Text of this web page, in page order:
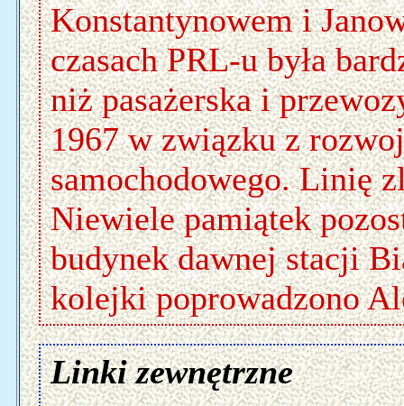
Konstantynowem i
czasach PRL-u była
niż pasażerska i
1967 w związku z
samochodowego. Linię
Niewiele pamiątek
budynek dawnej stacji
kolejki poprowadzono
Linki zewnętrzne